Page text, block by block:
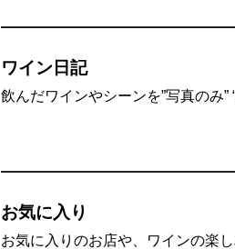
ワイン日記
飲んだワインやシーンを”写真のみ”
お気に入り
お気に入りのお店や、ワインの楽